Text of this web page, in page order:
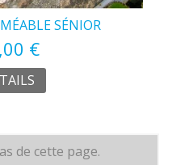
SÉNIOR
€
de cette page.